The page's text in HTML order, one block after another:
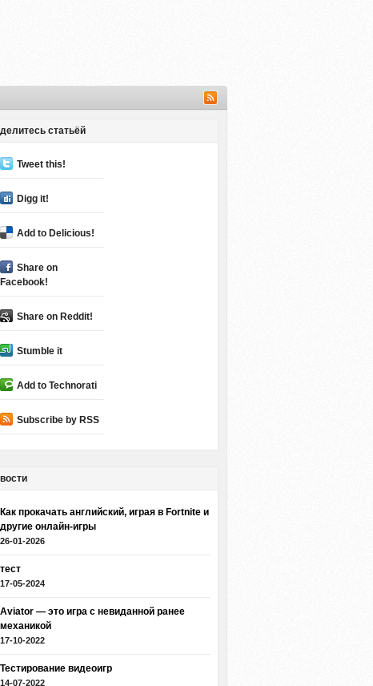
статьёй
Tweet this!
Digg it!
Add to Delicious!
Share on
Facebook!
Share on Reddit!
Stumble it
Add to Technorati
Subscribe by RSS
Как прокачать английский, играя в Fortnite и
другие онлайн-игры
26-01-2026
тест
17-05-2024
Aviator — это игра с невиданной ранее
механикой
17-10-2022
Тестирование видеоигр
14-07-2022